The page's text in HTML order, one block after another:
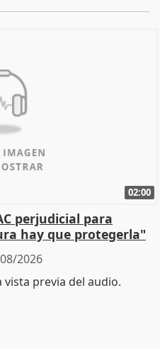
02:00
perjudicial para
hay que protegerla"
2026